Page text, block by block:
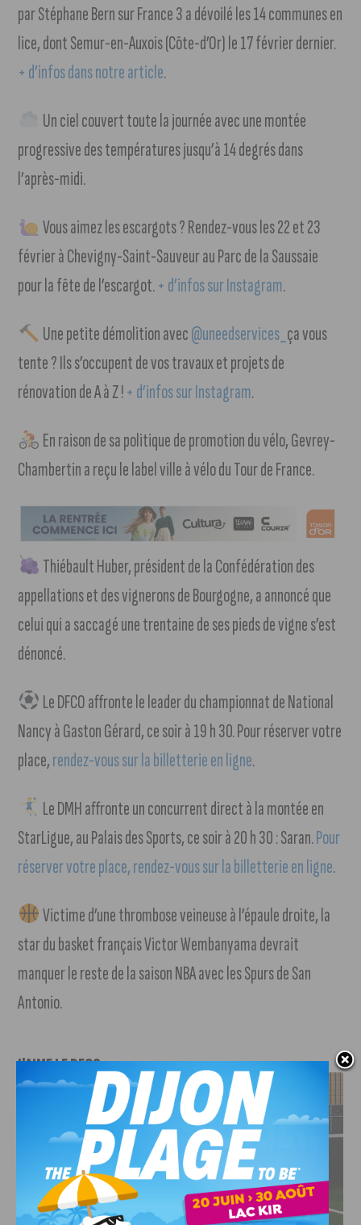
par Stéphane Bern sur France 3 a dévoilé les 14 communes en
lice, dont Semur-en-Auxois (Côte-d’Or) le 17 février dernier.
+ d’infos dans notre article.
Un ciel couvert toute la journée avec une montée
progressive des températures jusqu’à 14 degrés dans
l’après-midi.
Vous aimez les escargots ? Rendez-vous les 22 et 23
février à Chevigny-Saint-Sauveur au Parc de la Saussaie
pour la fête de l’escargot.+ d’infos sur Instagram.
Une petite démolition avec@uneedservices_ ça vous
tente ? Ils s’occupent de vos travaux et projets de
rénovation de A à Z !+ d’infos sur Instagram.
En raison de sa politique de promotion du vélo, Gevrey-
Chambertin a reçu le label ville à vélo du Tour de France.
Thiébault Huber, président de la Confédération des
appellations et des vignerons de Bourgogne, a annoncé que
celui qui a saccagé une trentaine de ses pieds de vigne s’est
dénoncé.
Le DFCO affronte le leader du championnat de National
Nancy à Gaston Gérard, ce soir à 19 h 30. Pour réserver votre
place,rendez-vous sur la billetterie en ligne.
Le DMH affronte un concurrent direct à la montée en
StarLigue, au Palais des Sports, ce soir à 20 h 30 : Saran.Pour
réserver votre place, rendez-vous sur la billetterie en ligne.
Victime d’une thrombose veineuse à l’épaule droite, la
star du basket français Victor Wembanyama devrait
manquer le reste de la saison NBA avec les Spurs de San
Antonio.
J'AIME LE DFCO
DFCO : RENCONTRE AVEC PIERRE-HENRI DEBALLON,